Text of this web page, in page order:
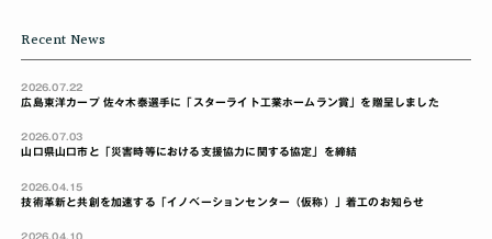
Recent News
2026.07.22
広島東洋カープ 佐々木泰選手に「スターライト工業ホームラン賞」を贈呈しました
2026.07.03
山口県山口市と「災害時等における支援協力に関する協定」を締結
2026.04.15
技術革新と共創を加速する「イノベーションセンター（仮称）」着工のお知らせ
2026.04.10